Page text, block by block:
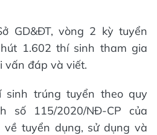
GD&ĐT, vòng 2 kỳ tuyển
1.602 thí sinh tham gia
vấn đáp và viết.
sinh trúng tuyển theo quy
số 115/2020/NĐ-CP của
tuyển dụng, sử dụng và